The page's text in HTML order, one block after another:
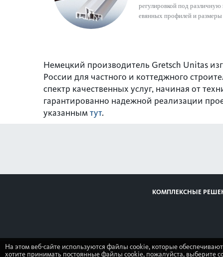
регулировкой под
евянных профилей и
Немецкий производитель Gretsch Unitas
России для частного и коттеджного
спектр качественных услуг, начиная от
гарантированно надежной реализации
указаннымтут.
КОМПЛЕКСНЫЕ
Вся представленная на сайте информация, касающаяся
На этом веб-сайте используются файлы cookie, которые
хотите принимать постоянные файлы cookie, пожалуйста, выберите